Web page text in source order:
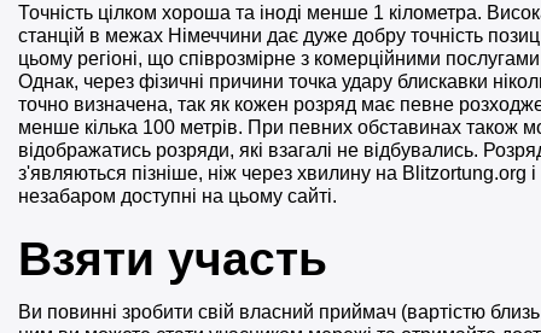
Точність цілком хороша та іноді менше 1 кілометра.
станцій в межах Німеччини дає дуже добру точність
цьому регіоні, що співрозмірне з комерційними послугами
Однак, через фізичні причини точка удару блискавки
точно визначена, так як кожен розряд має певне
менше кілька 100 метрів. При певних обставинах також
відображатись розряди, які взагалі не відбувались.
з'являються пізніше, ніж через хвилину на Blitzortung.org і
незабаром доступні на цьому сайті.
Взяти участь
Ви повинні зробити свій власний приймач (вартістю